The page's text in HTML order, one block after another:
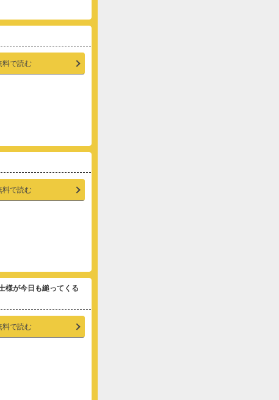
料で読む
料で読む
様が今日も縋ってくる
料で読む